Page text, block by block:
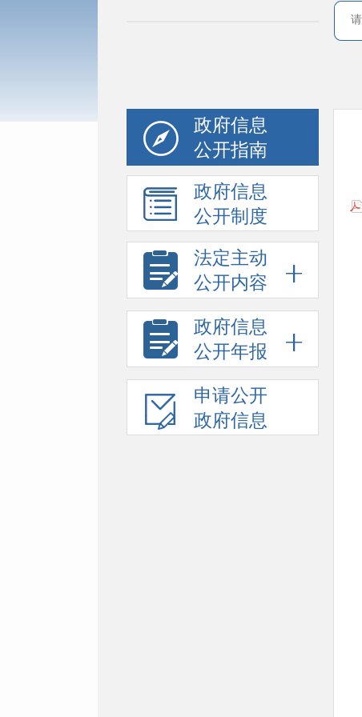
政府信息
公开指南
政府信息
公开制度
法定主动
公开内容
政府信息
公开年报
申请公开
政府信息